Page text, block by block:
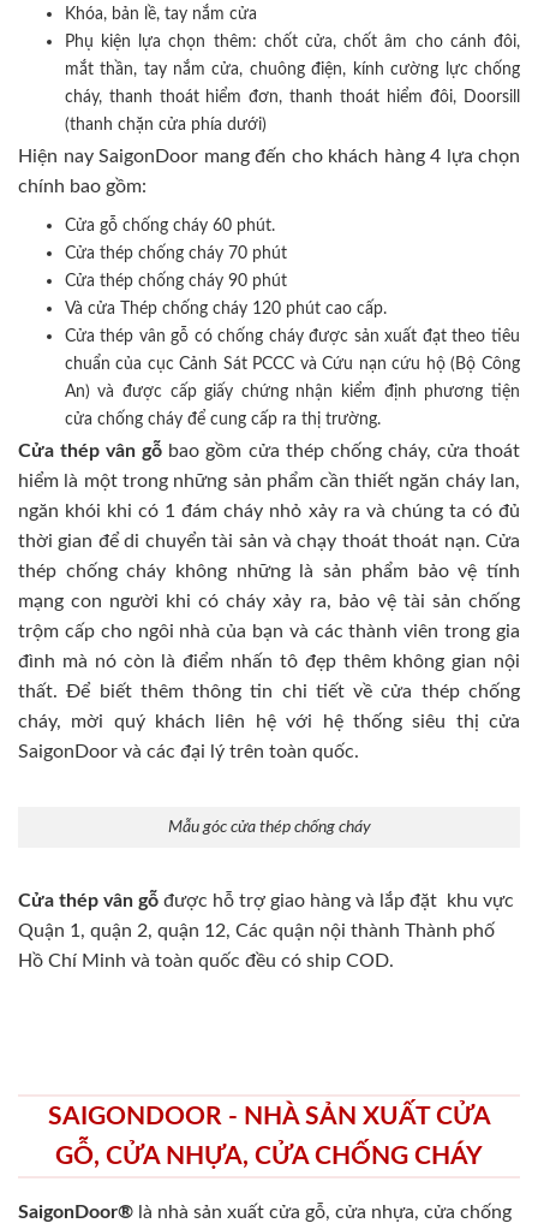
Khóa, bản lề, tay nắm cửa
Phụ kiện lựa chọn thêm: chốt cửa, chốt âm cho cánh đôi,
mắt thần, tay nắm cửa, chuông điện, kính cường lực chống
cháy, thanh thoát hiểm đơn, thanh thoát hiểm đôi, Doorsill
(thanh chặn cửa phía dưới)
Hiện nay SaigonDoor mang đến cho khách hàng 4 lựa chọn
chính bao gồm:
Cửa gỗ chống cháy 60 phút.
Cửa thép chống cháy 70 phút
Cửa thép chống cháy 90 phút
Và cửa Thép chống cháy 120 phút cao cấp.
Cửa thép vân gỗ có chống cháy được sản xuất đạt theo tiêu
chuẩn của cục Cảnh Sát PCCC và Cứu nạn cứu hộ (Bộ Công
An) và được cấp giấy chứng nhận kiểm định phương tiện
cửa chống cháy để cung cấp ra thị trường.
Cửa thép vân gỗ bao gồm cửa thép chống cháy, cửa thoát
hiểm là một trong những sản phẩm cần thiết ngăn cháy lan,
ngăn khói khi có 1 đám cháy nhỏ xảy ra và chúng ta có đủ
thời gian để di chuyển tài sản và chạy thoát thoát nạn. Cửa
thép chống cháy không những là sản phẩm bảo vệ tính
mạng con người khi có cháy xảy ra, bảo vệ tài sản chống
trộm cấp cho ngôi nhà của bạn và các thành viên trong gia
đình mà nó còn là điểm nhấn tô đẹp thêm không gian nội
thất. Để biết thêm thông tin chi tiết về cửa thép chống
cháy, mời quý khách liên hệ với hệ thống siêu thị cửa
SaigonDoor và các đại lý trên toàn quốc.
Mẫu góc cửa thép chống cháy
Cửa thép vân gỗ được hỗ trợ giao hàng và lắp đặt khu vực
Quận 1, quận 2, quận 12, Các quận nội thành Thành phố
Hồ Chí Minh và toàn quốc đều có ship COD.
SAIGONDOOR - NHÀ SẢN XUẤT CỬA
GỖ, CỬA NHỰA, CỬA CHỐNG CHÁY
SaigonDoor® là nhà sản xuất cửa gỗ, cửa nhựa, cửa chống